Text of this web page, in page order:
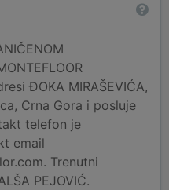
ĐOKA MIRAŠEVIĆA,
Crna Gora i posluje
telefon je
email
Trenutni
PEJOVIĆ.